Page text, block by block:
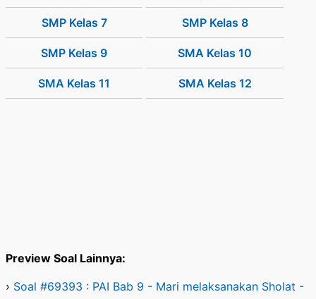
SMP Kelas 7 SMP Kelas 8
SMP Kelas 9 SMA Kelas 10
SMA Kelas 11 SMA Kelas 12
Preview Soal Lainnya:
› Soal #69393 : PAI Bab 9 - Mari melaksanakan Sholat -